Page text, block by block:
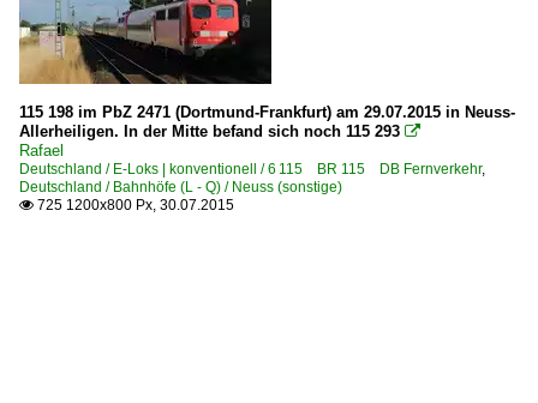
115 198 im PbZ 2471 (Dortmund-Frankfurt) am 29.07.2015 in Neuss-
Allerheiligen. In der Mitte befand sich noch 115 293 
Rafael
Deutschland / E-Loks | konventionell / 6 115 BR 115 DB Fernverkehr,
Deutschland / Bahnhöfe (L - Q) / Neuss (sonstige)
 725 1200x800 Px, 30.07.2015